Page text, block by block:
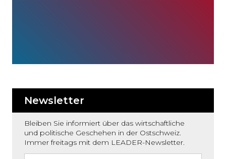
Newsletter
Bleiben Sie informiert über das wirtschaftliche
und politische Geschehen in der Ostschweiz.
Immer freitags mit dem LEADER-Newsletter.